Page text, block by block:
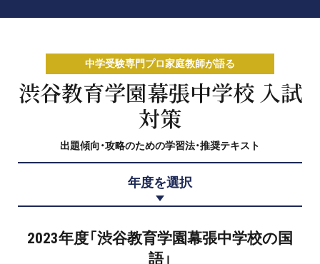
無料体験授業とは
プロ家庭教師の英検®対策
費用について
お申込みの流れ
中学受験専門プロ家庭教師が語る
渋谷教育学園幕張中学校 入試
対策
出題傾向・攻略のための学習法・推奨テキスト
年度を選択
2023年度「渋谷教育学園幕張中学校の国
語」